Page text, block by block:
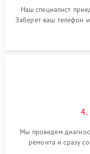
Наш специалист
Заберет ваш телефон
4.
Мы проведем
ремонта и сразу